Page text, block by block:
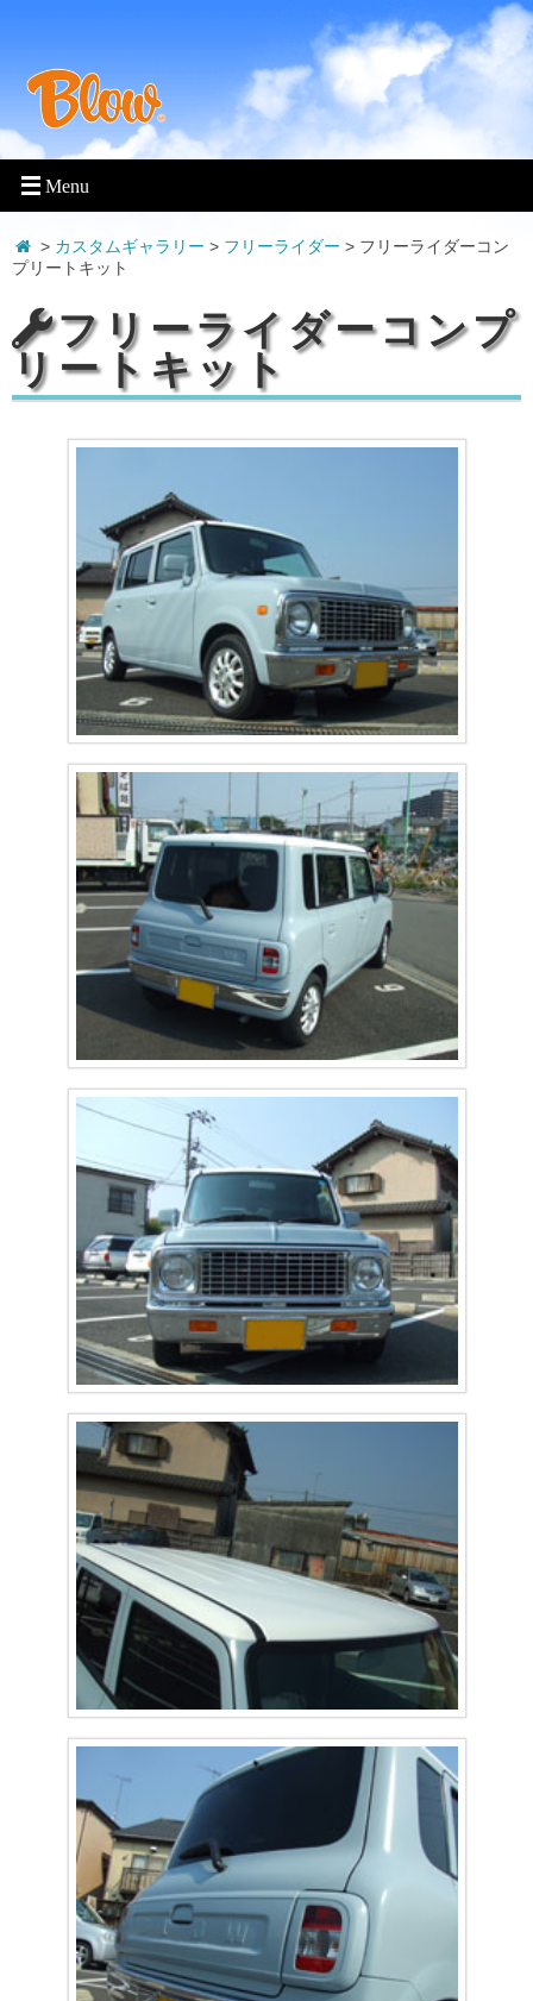
> カスタムギャラリー > フリーライダー > フリーライダーコン
プリートキット
フリーライダーコンプ
リートキット